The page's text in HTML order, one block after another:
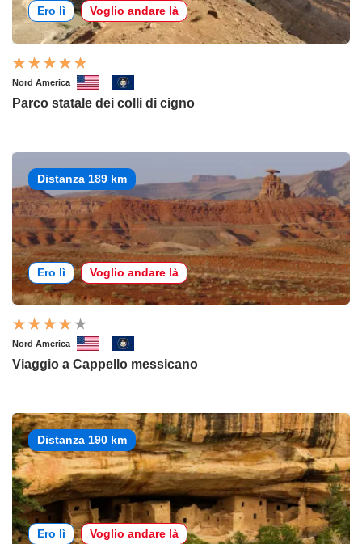
Ero lì Voglio andare là
Nord America
Parco statale dei colli di cigno
Distanza 189 km
Ero lì Voglio andare là
Nord America
Viaggio a Cappello messicano
Distanza 190 km
Ero lì Voglio andare là